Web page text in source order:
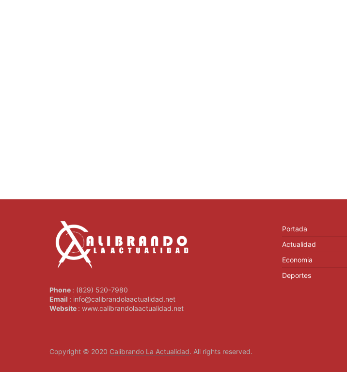
Phone : (829) 520-7980
Email : info@calibrandolaactualidad.net
Website : www.calibrandolaactualidad.net
Portada
Actualidad
Economia
Deportes
Copyright © 2020 Calibrando La Actualidad. All rights reserved.